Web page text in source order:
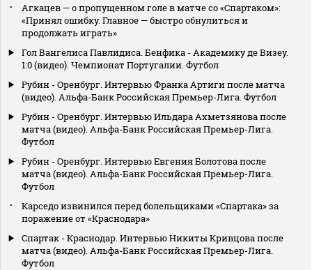
Агкацев — о пропущенном голе в матче со «Спартаком»:
«Принял ошибку. Главное — быстро обнулиться и
продолжать играть»
Гол Вангелиса Павлидиса. Бенфика - Академику де Визеу.
1:0 (видео). Чемпионат Португалии. Футбол
Рубин - Оренбург. Интервью Франка Артиги после матча
(видео). Альфа-Банк Российская Премьер-Лига. Футбол
Рубин - Оренбург. Интервью Ильдара Ахметзянова после
матча (видео). Альфа-Банк Российская Премьер-Лига.
Футбол
Рубин - Оренбург. Интервью Евгения Болотова после
матча (видео). Альфа-Банк Российская Премьер-Лига.
Футбол
Карседо извинился перед болельщиками «Спартака» за
поражение от «Краснодара»
Спартак - Краснодар. Интервью Никиты Кривцова после
матча (видео). Альфа-Банк Российская Премьер-Лига.
Футбол